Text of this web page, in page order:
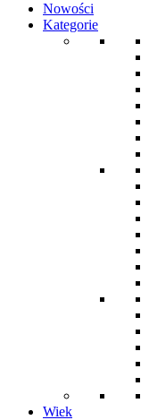
Nowości
Kategorie
Wiek